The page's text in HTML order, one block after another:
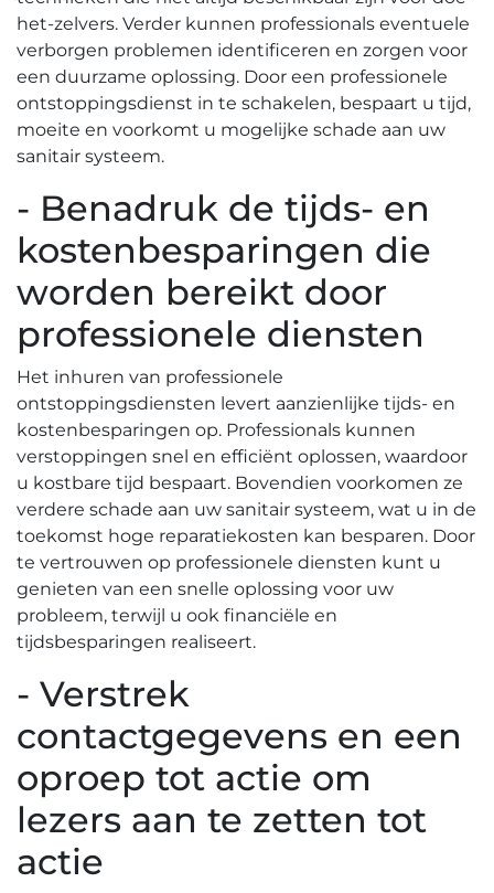
het-zelvers.​ Verder kunnen professionals eventuele
verborgen problemen identificeren en zorgen voor
een duurzame oplossing. Door een professionele
ontstoppingsdienst in te schakelen, bespaart u tijd,
moeite en voorkomt u mogelijke schade aan uw
sanitair systeem.
- Benadruk de tijds- en
kostenbesparingen die
worden bereikt door
professionele diensten
Het inhuren van professionele
ontstoppingsdiensten levert aanzienlijke tijds- en
kostenbesparingen op.​ Professionals kunnen
verstoppingen snel en efficiënt oplossen, waardoor
u kostbare tijd bespaart.​ Bovendien voorkomen ze
verdere schade aan uw sanitair systeem, wat u in de
toekomst hoge reparatiekosten kan besparen.​ Door
te vertrouwen op professionele diensten kunt u
genieten van een snelle oplossing voor uw
probleem, terwijl u ook financiële en
tijdsbesparingen realiseert.​
- Verstrek
contactgegevens en een
oproep tot actie om
lezers aan te zetten tot
actie